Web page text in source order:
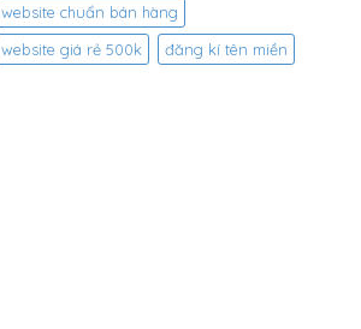
website chuẩn bán hàng
website giá rẻ 500k
đăng kí tên miền